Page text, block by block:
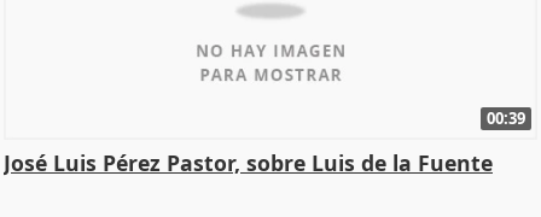
00:39
José Luis Pérez Pastor, sobre Luis de la Fuente